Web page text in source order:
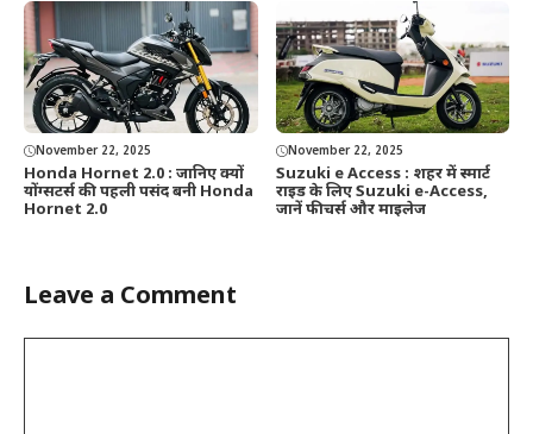
November 22, 2025
Honda Hornet 2.0 : जानिए क्यों
योंग्सटर्स की पहली पसंद बनी Honda
Hornet 2.0
November 22, 2025
Suzuki e Access : शहर में स्मार्ट
राइड के लिए Suzuki e-Access,
जानें फीचर्स और माइलेज
Leave a Comment